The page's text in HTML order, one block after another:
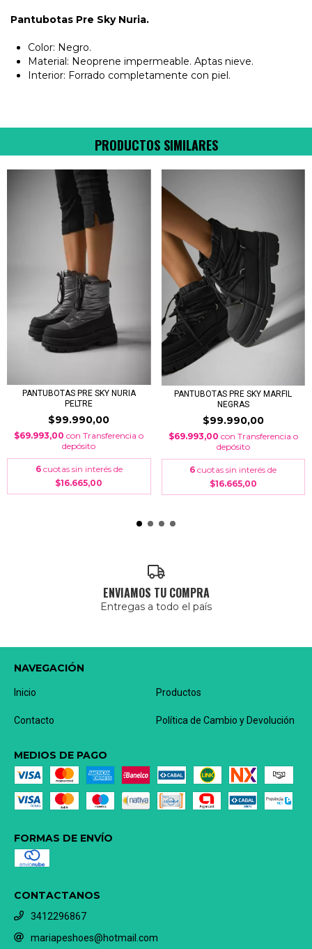
Pantubotas Pre Sky Nuria.
Color: Negro.
Material: Neoprene impermeable. Aptas nieve.
Interior: Forrado completamente con piel.
PRODUCTOS SIMILARES
PANTUBOTAS PRE SKY NURIA
PELTRE
$99.990,00
$69.993,00con Transferencia o
depósito
6 cuotas sin interés de
$16.665,00
PANTUBOTAS PRE SKY MARFIL
NEGRAS
$99.990,00
$69.993,00 con Transferencia o
depósito
6 cuotas sin interés de
$16.665,00
ENVIAMOS TU COMPRA
Entregas a todo el país
NAVEGACIÓN
Inicio Productos
Contacto Política de Cambio y Devolución
MEDIOS DE PAGO
FORMAS DE ENVÍO
CONTACTANOS
3412296867
mariapeshoes@hotmail.com